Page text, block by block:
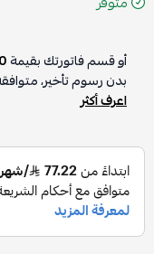
أو قسم فاتورتك بقيمة
بدون رسوم تأخير،
اعرف أكثر